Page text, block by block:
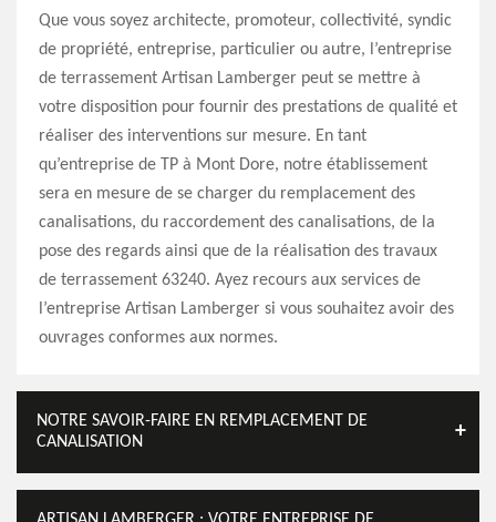
Que vous soyez architecte, promoteur, collectivité, syndic
de propriété, entreprise, particulier ou autre, l’entreprise
de terrassement Artisan Lamberger peut se mettre à
votre disposition pour fournir des prestations de qualité et
réaliser des interventions sur mesure. En tant
qu’entreprise de TP à Mont Dore, notre établissement
sera en mesure de se charger du remplacement des
canalisations, du raccordement des canalisations, de la
pose des regards ainsi que de la réalisation des travaux
de terrassement 63240. Ayez recours aux services de
l’entreprise Artisan Lamberger si vous souhaitez avoir des
ouvrages conformes aux normes.
NOTRE SAVOIR-FAIRE EN REMPLACEMENT DE
CANALISATION